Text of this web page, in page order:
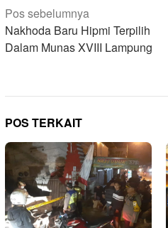
Navigasi
pos
Pos sebelumnya
Nakhoda Baru Hipmi Terpilih
Dalam Munas XVIII Lampung
POS TERKAIT